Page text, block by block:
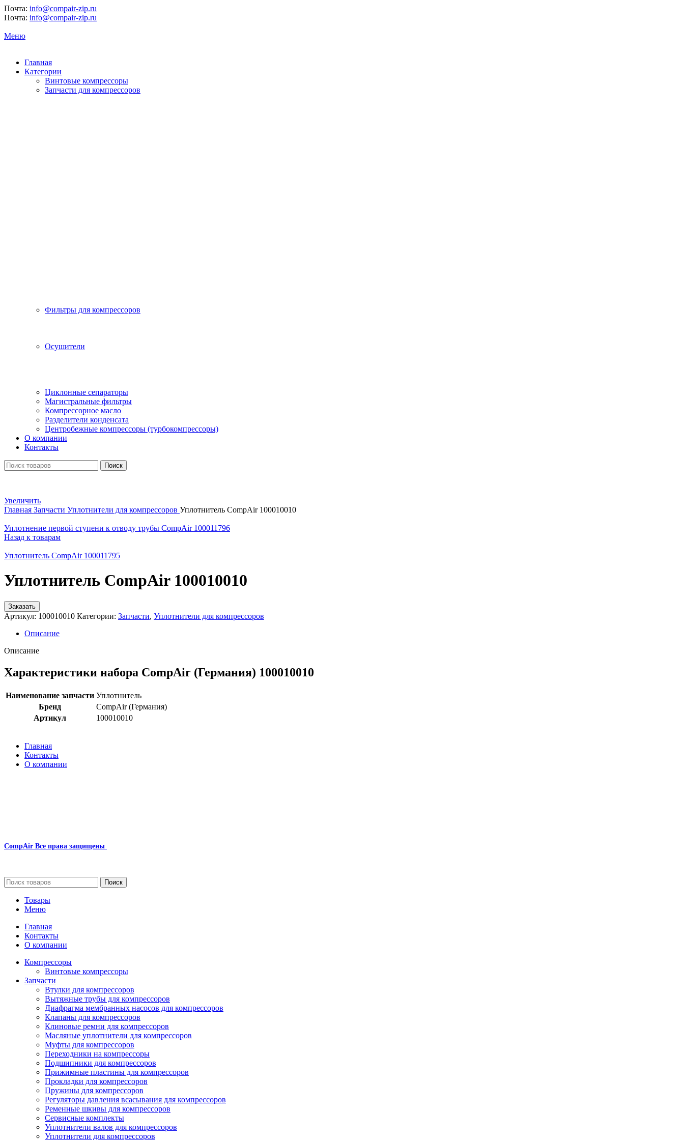
Почта: info@compair-zip.ru
Почта: info@compair-zip.ru
Меню
Главная
Категории
Винтовые компрессоры
Запчасти для компрессоров
Фильтры для компрессоров
Осушители
Циклонные сепараторы
Магистральные фильтры
Компрессорное масло
Разделители конденсата
Центробежные компрессоры (турбокомпрессоры)
О компании
Контакты
Поиск
Увеличить
Главная Запчасти Уплотнители для компрессоров Уплотнитель CompAir 100010010
Уплотнение первой ступени к отводу трубы CompAir 100011796
Назад к товарам
Уплотнитель CompAir 100011795
Уплотнитель CompAir 100010010
Заказать
Артикул: 100010010 Категории: Запчасти, Уплотнители для компрессоров
Описание
Описание
Характеристики набора CompAir (Германия) 100010010
Наименование запчасти Уплотнитель
Бренд
CompAir (Германия)
Артикул
100010010
Главная
Контакты
О компании
CompAir Все права защищены
Поиск
Товары
Меню
Главная
Контакты
О компании
Компрессоры
Винтовые компрессоры
Запчасти
Втулки для компрессоров
Вытяжные трубы для компрессоров
Диафрагма мембранных насосов для компрессоров
Клапаны для компрессоров
Клиновые ремни для компрессоров
Масляные уплотнители для компрессоров
Муфты для компрессоров
Переходники на компрессоры
Подшипники для компрессоров
Прижимные пластины для компрессоров
Прокладки для компрессоров
Пружины для компрессоров
Регуляторы давления всасывания для компрессоров
Ременные шкивы для компрессоров
Сервисные комплекты
Уплотнители валов для компрессоров
Уплотнители для компрессоров